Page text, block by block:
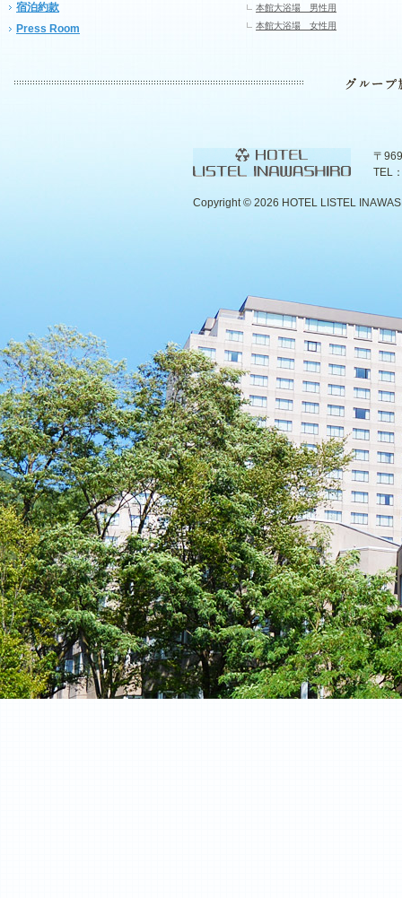
宿泊約款
Press Room
本館大浴場 男性用
本館大浴場 女性用
〒
TEL
Copyright © 2026 HOTEL LISTEL